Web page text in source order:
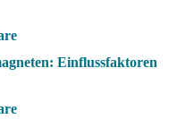
Einflussfaktoren